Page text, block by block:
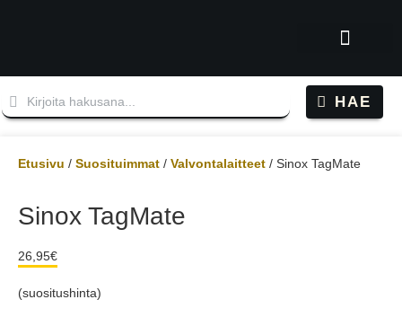
HAE
Etusivu / Suosituimmat / Valvontalaitteet / Sinox TagMate
Sinox TagMate
26,95€
(suositushinta)